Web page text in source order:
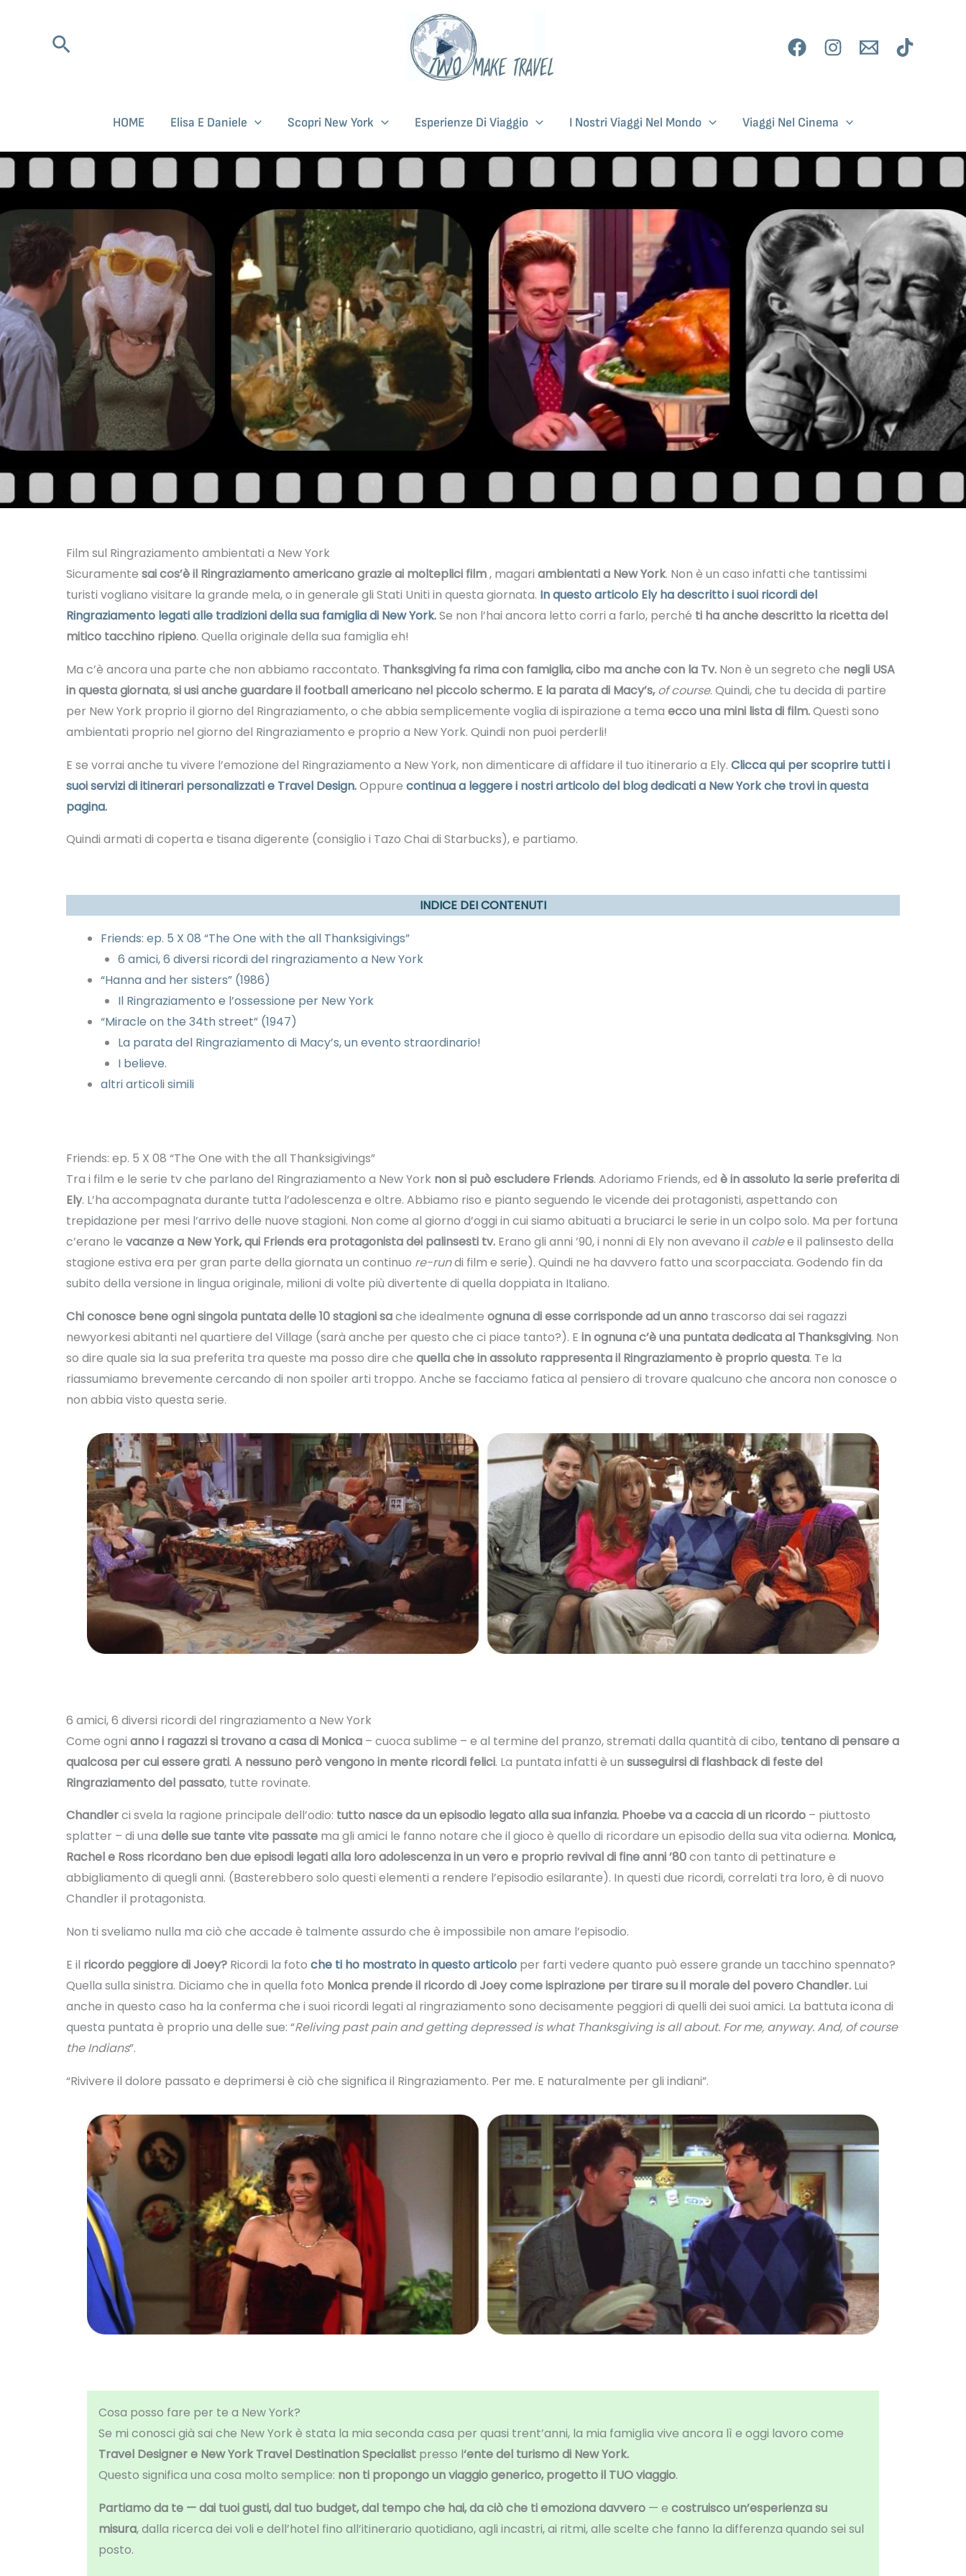
contenutoCerca
HOME Elisa E Daniele Scopri New York Esperienze Di Viaggio I Nostri Viaggi Nel Mondo Viaggi Nel Cinema
Film sul Ringraziamento ambientati a New York
Sicuramente sai cos’è il Ringraziamento americano grazie ai molteplici film, magari ambientati a New York. Non è un caso infatti che tantissimi
turisti vogliano visitare la grande mela, o in generale gli Stati Uniti in questa giornata. In questo articolo Ely ha descritto i suoi ricordi del
Ringraziamento legati alle tradizioni della sua famiglia di New York.Se non l’hai ancora letto corri a farlo, perché ti ha anche descritto la ricetta del
mitico tacchino ripieno. Quella originale della sua famiglia eh!
Ma c’è ancora una parte che non abbiamo raccontato. Thanksgiving fa rima con famiglia, cibo ma anche con la Tv. Non è un segreto che negli USA
in questa giornata,si usi anche guardare il football americano nel piccolo schermo. E la parata di Macy’s, of course. Quindi, che tu decida di partire
per New York proprio il giorno del Ringraziamento, o che abbia semplicemente voglia di ispirazione a tema ecco una mini lista di film.Questi sono
ambientati proprio nel giorno del Ringraziamento e proprio a New York. Quindi non puoi perderli!
E se vorrai anche tu vivere l’emozione del Ringraziamento a New York, non dimenticare di affidare il tuo itinerario a Ely. Clicca qui per scoprire tutti i
suoi servizi di itinerari personalizzati e Travel Design.Oppure continua a leggere i nostri articolo del blog dedicati a New York che trovi in questa
pagina.
Quindi armati di coperta e tisana digerente (consiglio i Tazo Chai di Starbucks), e partiamo.
INDICE DEI CONTENUTI
Friends: ep. 5 X 08 “The One with the all Thanksigivings”
6 amici, 6 diversi ricordi del ringraziamento a New York
“Hanna and her sisters” (1986)
Il Ringraziamento e l’ossessione per New York
“Miracle on the 34th street” (1947)
La parata del Ringraziamento di Macy’s, un evento straordinario!
I believe.
altri articoli simili
Friends: ep. 5 X 08 “The One with the all Thanksigivings”
Tra i film e le serie tv che parlano del Ringraziamento a New York non si può escludere Friends. Adoriamo Friends, ed è in assoluto la serie preferita di
Ely. L’ha accompagnata durante tutta l’adolescenza e oltre. Abbiamo riso e pianto seguendo le vicende dei protagonisti, aspettando con
trepidazione per mesi l’arrivo delle nuove stagioni. Non come al giorno d’oggi in cui siamo abituati a bruciarci le serie in un colpo solo. Ma per fortuna
c’erano le vacanze a New York, qui Friends era protagonista dei palinsesti tv. Erano gli anni ’90, i nonni di Ely non avevano il cablee il palinsesto della
stagione estiva era per gran parte della giornata un continuo re-rundi film e serie). Quindi ne ha davvero fatto una scorpacciata. Godendo fin da
subito della versione in lingua originale, milioni di volte più divertente di quella doppiata in Italiano.
Chi conosce bene ogni singola puntata delle 10 stagioni sache idealmente ognuna di esse corrisponde ad un anno trascorso dai sei ragazzi
newyorkesi abitanti nel quartiere del Village (sarà anche per questo che ci piace tanto?). E in ognuna c’è una puntata dedicata al Thanksgiving. Non
so dire quale sia la sua preferita tra queste ma posso dire che quella che in assoluto rappresenta il Ringraziamento è proprio questa. Te la
riassumiamo brevemente cercando di non spoiler arti troppo. Anche se facciamo fatica al pensiero di trovare qualcuno che ancora non conosce o
non abbia visto questa serie.
6 amici, 6 diversi ricordi del ringraziamento a New York
Come ogni anno i ragazzi si trovano a casa di Monica – cuoca sublime – e al termine del pranzo, stremati dalla quantità di cibo, tentano di pensare a
qualcosa per cui essere grati. A nessuno però vengono in mente ricordi felici. La puntata infatti è un susseguirsi di flashback di feste del
Ringraziamento del passato, tutte rovinate.
Chandlerci svela la ragione principale dell’odio: tutto nasce da un episodio legato alla sua infanzia. Phoebe va a caccia di un ricordo – piuttosto
splatter – di una delle sue tante vite passate ma gli amici le fanno notare che il gioco è quello di ricordare un episodio della sua vita odierna. Monica,
Rachel e Ross ricordano ben due episodi legati alla loro adolescenza in un vero e proprio revival di fine anni ’80con tanto di pettinature e
abbigliamento di quegli anni. (Basterebbero solo questi elementi a rendere l’episodio esilarante). In questi due ricordi, correlati tra loro, è di nuovo
Chandler il protagonista.
Non ti sveliamo nulla ma ciò che accade è talmente assurdo che è impossibile non amare l’episodio.
E il ricordo peggiore di Joey? Ricordi la foto che ti ho mostrato in questo articolo per farti vedere quanto può essere grande un tacchino spennato?
Quella sulla sinistra. Diciamo che in quella foto Monica prende il ricordo di Joey come ispirazione per tirare su il morale del povero Chandler. Lui
anche in questo caso ha la conferma che i suoi ricordi legati al ringraziamento sono decisamente peggiori di quelli dei suoi amici. La battuta icona di
questa puntata è proprio una delle sue: “Reliving past pain and getting depressed is what Thanksgiving is all about. For me, anyway. And, of course
the Indians”.
“Rivivere il dolore passato e deprimersi è ciò che significa il Ringraziamento. Per me. E naturalmente per gli indiani”.
Cosa posso fare per te a New York?
Se mi conosci già sai che New York è stata la mia seconda casa per quasi trent’anni, la mia famiglia vive ancora lì e oggi lavoro come
Travel Designer e New York Travel Destination Specialistpresso l‘ente del turismo di New York.
Questo significa una cosa molto semplice: non ti propongo un viaggio generico, progetto il TUO viaggio.
Partiamo da te — dai tuoi gusti, dal tuo budget, dal tempo che hai, da ciò che ti emoziona davvero— e costruisco un’esperienza su
misura, dalla ricerca dei voli e dell’hotel fino all’itinerario quotidiano, agli incastri, ai ritmi, alle scelte che fanno la differenza quando sei sul
posto.